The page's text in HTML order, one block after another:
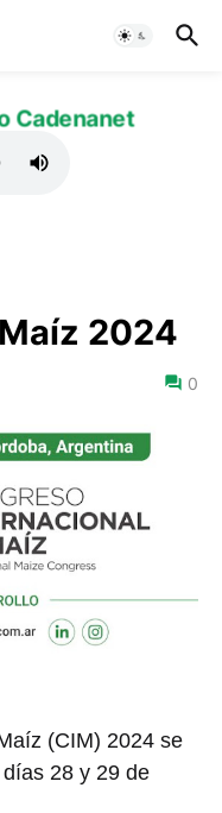
Cadenanet
2024
0
(CIM) 2024 se
28 y 29 de